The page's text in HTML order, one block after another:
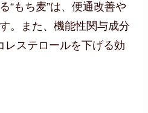
“もち麦”は、便通改善や
。また、機能性関与成分
レステロールを下げる効